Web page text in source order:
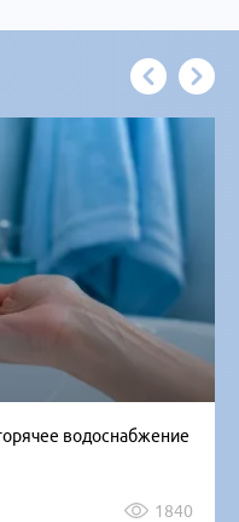
водоснабжение
1840